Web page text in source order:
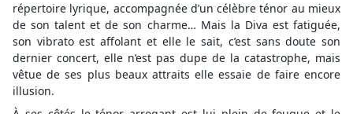
répertoire lyrique, accompagnée d’un célèbre ténor au mieux
de son talent et de son charme… Mais la Diva est fatiguée,
son vibrato est affolant et elle le sait, c’est sans doute son
dernier concert, elle n’est pas dupe de la catastrophe, mais
vêtue de ses plus beaux attraits elle essaie de faire encore
illusion.